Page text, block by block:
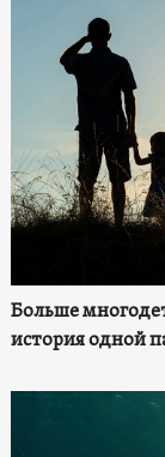
Больше
история одной